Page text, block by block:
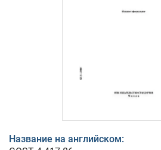
Название на английском: